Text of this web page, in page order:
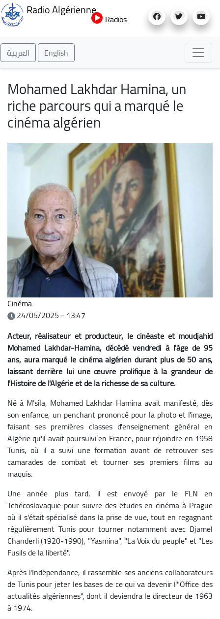
au
Radio Algérienne
Radios
العربية English
Mohamed Lakhdar Hamina, un
riche parcours qui a marqué le
cinéma algérien
Cinéma
24/05/2025 - 13:47
Acteur, réalisateur et producteur, le cinéaste et moudjahid
Mohamed Lakhdar-Hamina, décédé vendredi à l'âge de 95
ans, aura marqué le cinéma algérien durant plus de 50 ans,
laissant derrière lui une œuvre prolifique à la grandeur de
l'Histoire de l'Algérie et de la richesse de sa culture.
Né à M'sila, Mohamed Lakhdar Hamina avait manifesté, dès
son enfance, un penchant prononcé pour la photo et l'image,
faisant ses premières classes d'enseignement général en
Algérie qu'il avait poursuivi en France, pour rejoindre en 1958
Tunis, où il a suivi une formation avant de retrouver ses
camarades de combat et tourner ses premiers films au
maquis.
Une année plus tard, il est envoyé par le FLN en
Tchécoslovaquie pour suivre des études en cinéma à Prague
où il s'était spécialisé dans la prise de vue, tout en regagnant
régulièrement Tunis pour tourner notamment avec Djamel
Chanderli (1920-1990), "Yasmina", "La Voix du peuple" et "Les
Fusils de la liberté".
Après l'Indépendance, il rassemble ses anciens collaborateurs
de Tunis pour jeter les bases de ce qui va devenir l'"Office des
actualités algériennes", dont il deviendra le directeur de 1963
à 1974.